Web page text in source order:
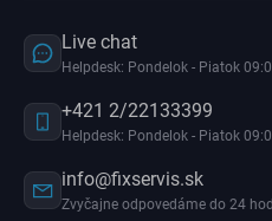
Live chat
Helpdesk: Pondelok - Piatok
+421 2/22133399
Helpdesk: Pondelok - Piatok
info@fixservis.sk
Zvyčajne odpovedáme do 24